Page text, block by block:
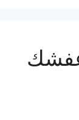
عفشك